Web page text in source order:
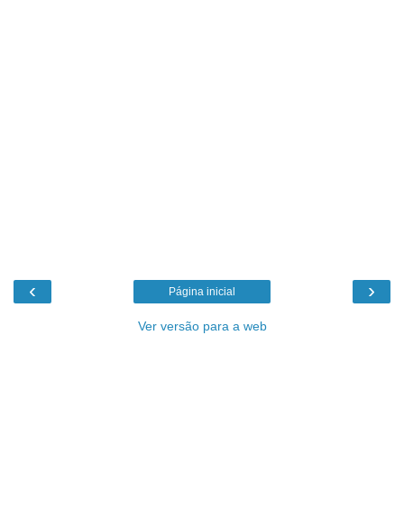
‹ ›
Página inicial
Ver versão para a web